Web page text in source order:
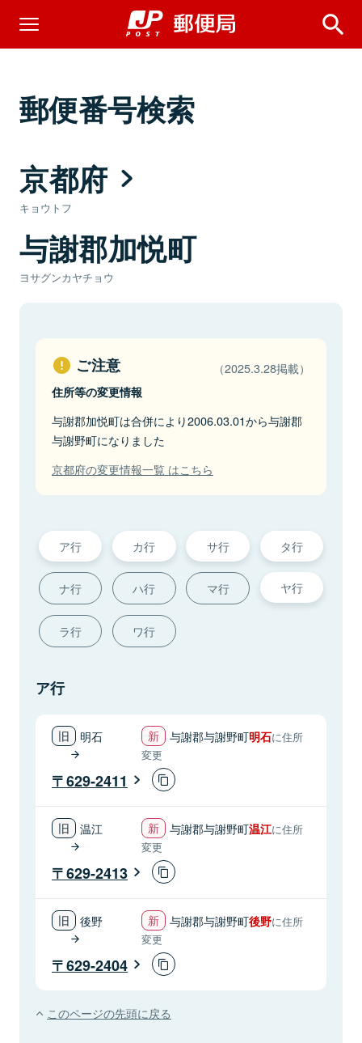
郵便番号検索
京都府
キョウトフ
与謝郡加悦町
ヨサグンカヤチョウ
ご注意 （2025.3.28掲載）
住所等の変更情報
与謝郡加悦町は合併により2006.03.01から与謝郡
与謝野町になりました
京都府の変更情報一覧 はこちら
ア行 カ行 サ行 タ行
ナ行 ハ行 マ行 ヤ行
ラ行 ワ行
ア行
明石 与謝郡与謝野町明石に住所
変更
629-2411
温江 与謝郡与謝野町温江に住所
変更
629-2413
後野 与謝郡与謝野町後野に住所
変更
629-2404
このページの先頭に戻る